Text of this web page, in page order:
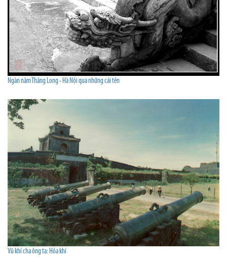
Ngàn năm Thăng Long - Hà Nội qua những cái tên
Vũ khí cha ông ta: Hỏa khí